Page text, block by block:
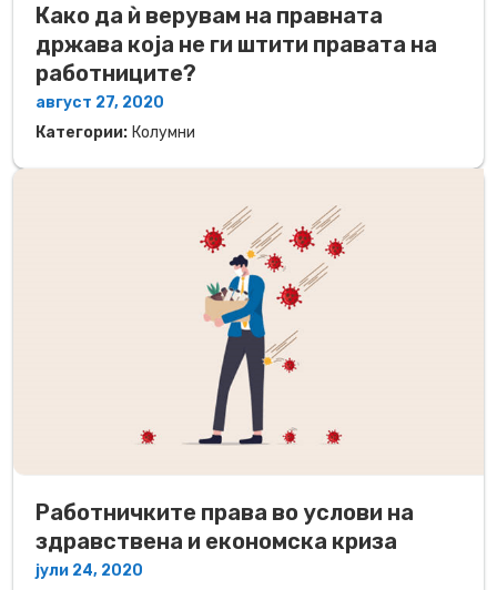
Како да ѝ верувам на правната
држава која не ги штити правата на
работниците?
август 27, 2020
Категории: Колумни
Работничките права во услови на
здравствена и економска криза
јули 24, 2020